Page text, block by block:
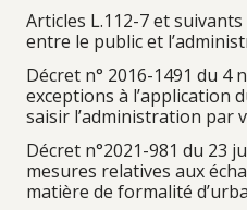
Articles L.112-7 et
entre le public et
Décret n° 2016-1491 du 4
exceptions à l’application
saisir l’administration par
Décret n°2021-981 du 23
mesures relatives aux
matière de formalité